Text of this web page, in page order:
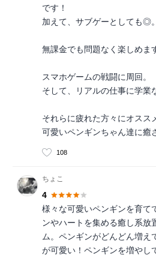
です！
加えて、サブゲーとしても◎。
無課金でも問題なく楽しめま
スマホゲームの戦闘に周回。
そして、リアルの仕事に学業
それらに疲れた方々にオスス
可愛いペンギンちゃん達に癒
108
ちょこ
4
様々な可愛いペンギンを育て
ンやハートを集める癒し系放
ム。ペンギンがどんどん増え
が可愛い！ペンギンを増やし